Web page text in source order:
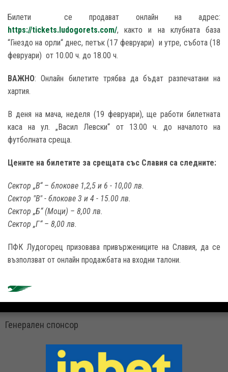
Билети се продават онлайн на адрес:
https://tickets.ludogorets.com/, както и на клубната база
“Гнездо на орли“ днес, петък (17 февруари) и утре, събота (18
февруари) от 10.00 ч. до 18.00 ч.
ВАЖНО: Онлайн билетите трябва да бъдат разпечатани на
хартия.
В деня на мача, неделя (19 февруари), ще работи билетната
каса на ул. „Васил Левски“ от 13.00 ч. до началото на
футболната среща.
Цените на билетите за срещата със Славия са следните:
Сектор „В“ – блокове 1,2,5 и 6 - 10,00 лв.
Сектор "В" - блокове 3 и 4 - 15.00 лв.
Сектор „Б“ (Моци) – 8,00 лв.
Сектор „Г“ – 8,00 лв.
ПФК Лудогорец призовава привържениците на Славия, да се
възползват от онлайн продажбата на входни талони.
Генерален спонсор